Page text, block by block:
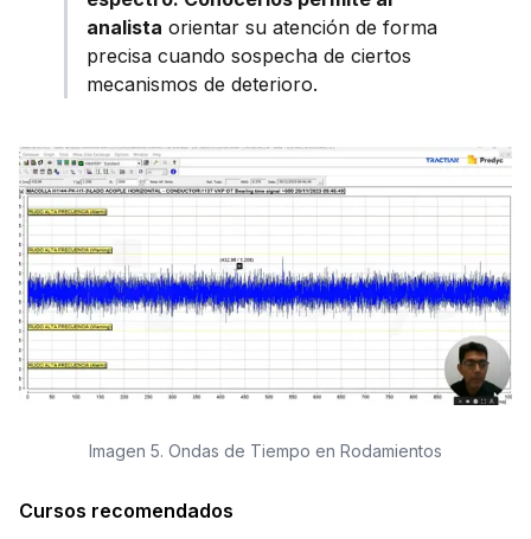
analista orientar su atención de forma
precisa cuando sospecha de ciertos
mecanismos de deterioro.
Imagen 5. Ondas de Tiempo en Rodamientos
Cursos recomendados